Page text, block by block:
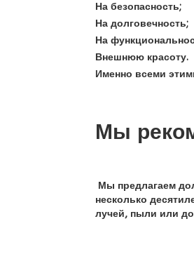
На безопасность;
На долговечность;
На
Внешнюю красоту.
Именно всеми
Мы
Мы предлагаем
несколько
лучей, пыли или